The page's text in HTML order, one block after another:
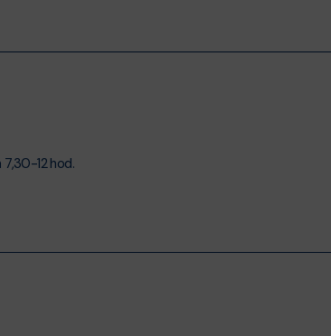
12 hod.